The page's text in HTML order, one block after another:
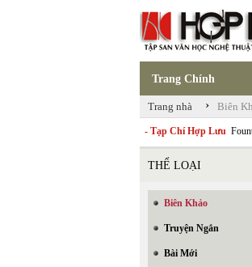
Trang Chính
Trang nhà › Biên
- Tạp Chí Hợp Lưu
THỂ LOẠI
Biên Khảo
Truyện Ngắn
Bài Mới